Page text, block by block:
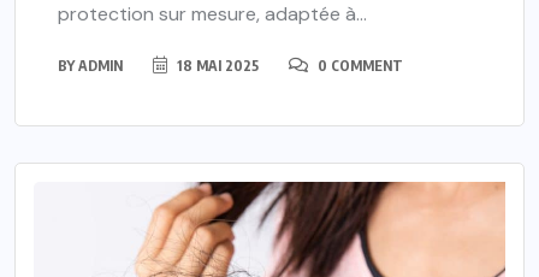
protection sur mesure, adaptée à...
BYADMIN 18 MAI 2025 0 COMMENT